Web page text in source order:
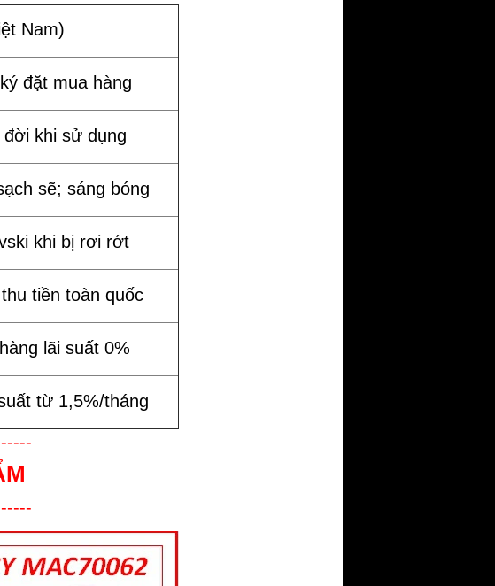
Nam)
đặt mua hàng
khi sử dụng
sẽ; sáng bóng
khi bị rơi rớt
tiền toàn quốc
lãi suất 0%
từ 1,5%/tháng